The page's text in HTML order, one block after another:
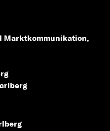
Marktkommunikation,